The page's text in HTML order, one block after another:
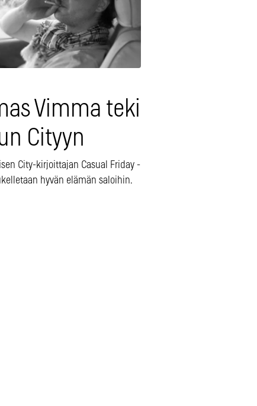
Vimma teki
Cityyn
City-kirjoittajan Casual Friday -
hyvän elämän saloihin.